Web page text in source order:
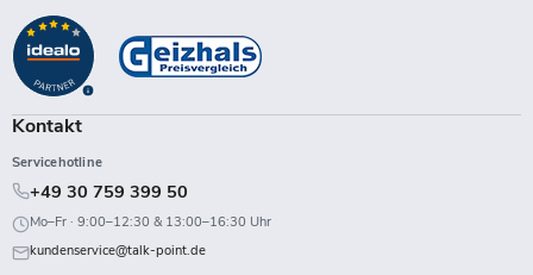
auf
Facebook
auf
Instagram
auf
LinkedIn
auf
TikTokTwitch
Kontakt
Servicehotline
+49 30 759 399 50
Mo–Fr · 9:00–12:30 & 13:00–16:30 Uhr
kundenservice@talk-point.de